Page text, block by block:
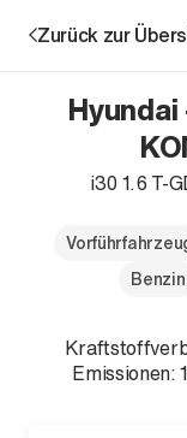
Aktion
Zurück zur
Hyundai
i30 1.6 T-
Benzin
Emissionen: